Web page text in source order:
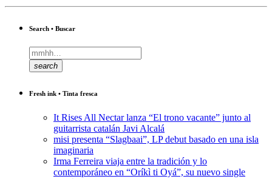
Search • Buscar
search
Fresh ink • Tinta fresca
It Rises All Nectar lanza “El trono vacante” junto al
guitarrista catalán Javi Alcalá
misi presenta “Slagbaai”, LP debut basado en una isla
imaginaria
Irma Ferreira viaja entre la tradición y lo
contemporáneo en “Oríkì ti Oyá”, su nuevo single